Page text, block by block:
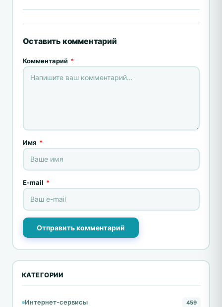
Оставить комментарий
Комментарий *
Имя *
E-mail *
Отправить комментарий
КАТЕГОРИИ
Интернет-сервисы 459